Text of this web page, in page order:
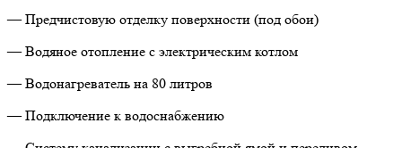
— Предчистовую отделку поверхности (под обои)
— Водяное отопление с электрическим котлом
— Водонагреватель на 80 литров
— Подключение к водоснабжению